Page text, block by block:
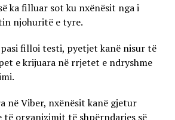
ka filluar sot ku nxënësit nga i
njohuritë e tyre.
filloi testi, pyetjet kanë nisur të
e krijuara në rrjetet e ndryshme
në Viber, nxënësit kanë gjetur
organizimit të shpërndarjes së